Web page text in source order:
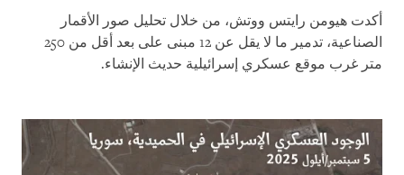
أكدت هيومن رايتس ووتش، من خلال تحليل صور الأقمار
الصناعية، تدمير ما لا يقل عن 12 مبنى على بعد أقل من 250
متر غرب موقع عسكري إسرائيلية حديث الإنشاء.